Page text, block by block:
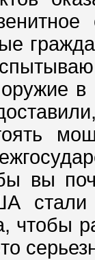
оружие
вы
чтобы